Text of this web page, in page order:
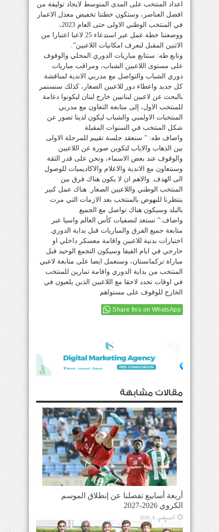
اعداد المنتخب على المدى المتوسط لايجاد توليفة من
افضل العناصر، وستكون خطتنا تخفيض معدل الاعمار
في المنتخب الوطني الاولى حتى العام 2023،
ووضعتنا خطة عمل عبر استدعاء 25 لاعبا اعتبارا من
الاثنين المقبل لنعرف امكانيات اللاعبين”.
وتابع طه: سنتابع مباريات الدوري المحلي والوقوف
على مستوى اللاعبين الشباب، ومراقب مباريات
دوري الشباب والتواصل مع مدربي الاندية لمناقشة
كل جديد واعطاء دور للاعبين الصغار، كذلك سنستمر
بالبحث عن لاعبين لبنانيين خارج لبنان ليكونوا دعامة
للمنتخب الاول، إلى متابعة التعاون مع مدربي
المنتخبات الاولمبي والشباب ليكون لدينا تصور عن
شكل المنتخب في السنوات المقبلة
واضاف طه: ” سنعقد جلسة تقييم للمرحلة الاولى
بين الذهاب والاياب لتكوين صورة عن اللاعبين
والوقوف عند بعض الاسماء، ونحن على قدر الثقة
وسنتعاون مع الاندية والاعلام والاكاديميات للوصول
الى الهدف. والاهم ان لا يكون هناك فرق بين
المنتخب الوطني واللاعبين الصغار. هناك عمل كبير
ينتظرنا للنهوض بالمنتخب بعد الازمات التي مرت
بالبلد وسيكون هناك تواصل مع الجميع
واضاف:” نستعد لتصفيات كأس العالم واسيا عبر
متابعة جميع الفرق والمباريات قبل بداية الدوري.
اختبارات بدنية للاعبين واقامة معسكر داخلي او
خارجي في ايام الفيفا وسيكون التجمع الوحيد قبل
مباراة تركمانستان، وسنعمل ايضا على متابعة لاعبي
المنتخب من بداية الدوري واقامة تمارين للمنتخب
في اوقات تحدد لاحقا مع اللاعبين الذين يلعبون في
الخارج للوقوف على مستواهم
Share this on WhatsApp
مقالات مشابهة
أربعة أسابيع تفصلنا عن إنطلاق الموسم
الكروي 2026-2027
أغسطس 8, 2026